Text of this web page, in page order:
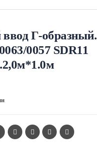
Г-образный.
0057 SDR11